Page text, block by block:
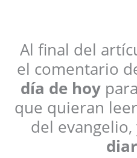
Al final del
el comentario
día de hoy
que quieran
del evangelio,